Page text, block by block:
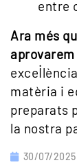
entre
Ara més
aprovarem
matèria i
preparats
la nostra
30/07/